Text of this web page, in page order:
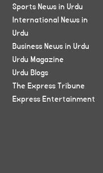
Sports News in Urdu
International News in
Urdu
Business News in Urdu
Urdu Magazine
Urdu Blogs
The Express Tribune
Express Entertainment